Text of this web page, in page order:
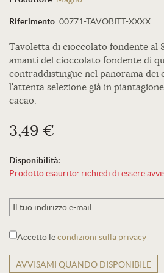
Riferimento: 00771-TAVOBITT-XXXX
Tavoletta di cioccolato fondente al
amanti del cioccolato fondente di
contraddistingue nel panorama
l'attenta selezione già in
cacao.
3,49 €
Disponibilità:
Prodotto esaurito: richiedi di essere
Accetto lecondizioni sulla privacy
AVVISAMI QUANDO DISPONIBILE